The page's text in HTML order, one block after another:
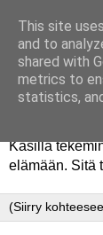
Käsillä
elämään. Sitä
This site
and to
shared with
metrics to
statistics,